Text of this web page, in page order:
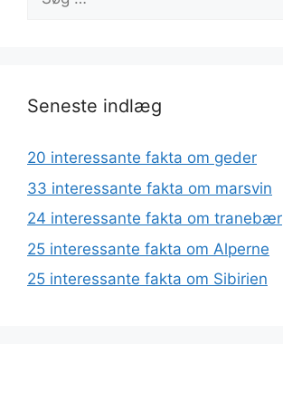
efter:
Seneste indlæg
20 interessante fakta om geder
33 interessante fakta om marsvin
24 interessante fakta om tranebær
25 interessante fakta om Alperne
25 interessante fakta om Sibirien